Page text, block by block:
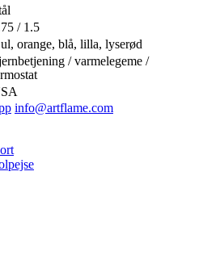
/ 1.5
orange, blå, lilla, lyserød
/ varmelegeme /
info@artflame.com